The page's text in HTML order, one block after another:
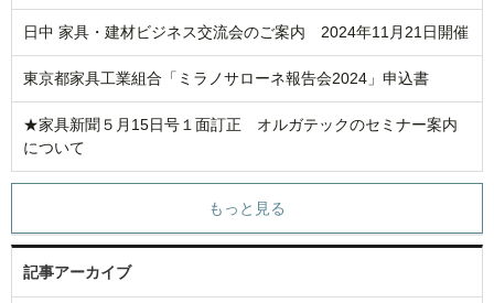
日中 家具・建材ビジネス交流会のご案内 2024年11月21日開催
東京都家具工業組合「ミラノサローネ報告会2024」申込書
★家具新聞５月15日号１面訂正 オルガテックのセミナー案内
について
もっと見る
記事アーカイブ